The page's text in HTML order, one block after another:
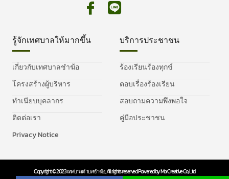
รู้จักเทศบาลให้มากขึ้น
เกี่ยวกับเทศบาลชำฆ้อ
โครงสร้างผู้บริหาร
ทำเนียบบุคลากร
ติดต่อเรา
Privacy Notice
บริการประชาชน
ร้องเรียนร้องทุกข์
ตอบเรื่องร้องเรียน
สอบถามความพึงพอใจ
คู่มือประชาชน
Copyright © 2023 เทศบาลตำบลชำฆ้อ, All rights reserved. Powered by MorCreative Co., Ltd